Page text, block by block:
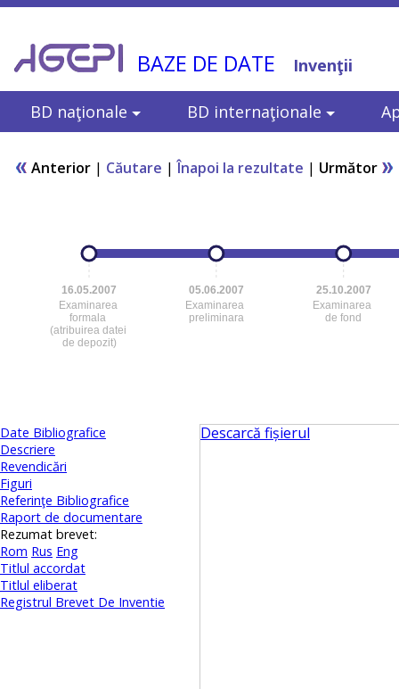
BAZE DE DATE Invenţii
BD naţionale BD internaţionale
Anterior | Căutare |Înapoi la rezultate | Următor
16.05.2007
Examinarea
formala
(atribuirea datei
de depozit)
05.06.2007
Examinarea
preliminara
25.10.2007
Examinarea
de fond
Date Bibliografice
Descriere
Revendicări
Figuri
Referinţe Bibliografice
Raport de documentare
Rezumat brevet:
Rom Rus Eng
Titlul accordat
Titlul eliberat
Registrul Brevet De Inventie
Descarcă fișierul